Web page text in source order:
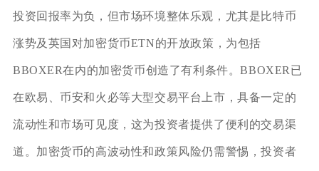
投资回报率为负，但市场环境整体乐观，尤其是比特币
涨势及英国对加密货币ETN的开放政策，为包括
BBOXER在内的加密货币创造了有利条件。BBOXER已
在欧易、币安和火必等大型交易平台上市，具备一定的
流动性和市场可见度，这为投资者提供了便利的交易渠
道。加密货币的高波动性和政策风险仍需警惕，投资者